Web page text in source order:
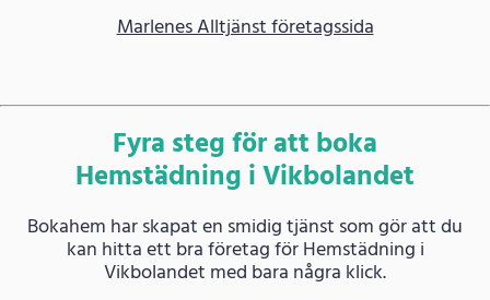
Marlenes Alltjänst företagssida
Fyra steg för att boka
Hemstädning i Vikbolandet
Bokahem har skapat en smidig tjänst som gör att du
kan hitta ett bra företag för Hemstädning i
Vikbolandet med bara några klick.